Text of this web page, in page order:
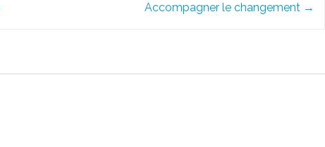
Accompagner le changement →